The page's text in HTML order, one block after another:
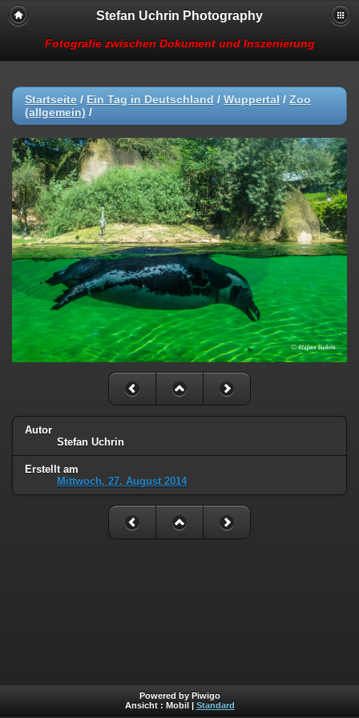
Stefan Uchrin Photography
Fotografie zwischen Dokument und Inszenierung
Startseite / Ein Tag in Deutschland / Wuppertal / Zoo
(allgemein) /
Autor
Stefan Uchrin
Erstellt am
Mittwoch, 27. August 2014
Powered by Piwigo
Ansicht : Mobil Standard